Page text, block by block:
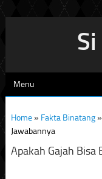
Menu
Home» Fakta Binatang»
Jawabannya
Apakah Gajah Bisa